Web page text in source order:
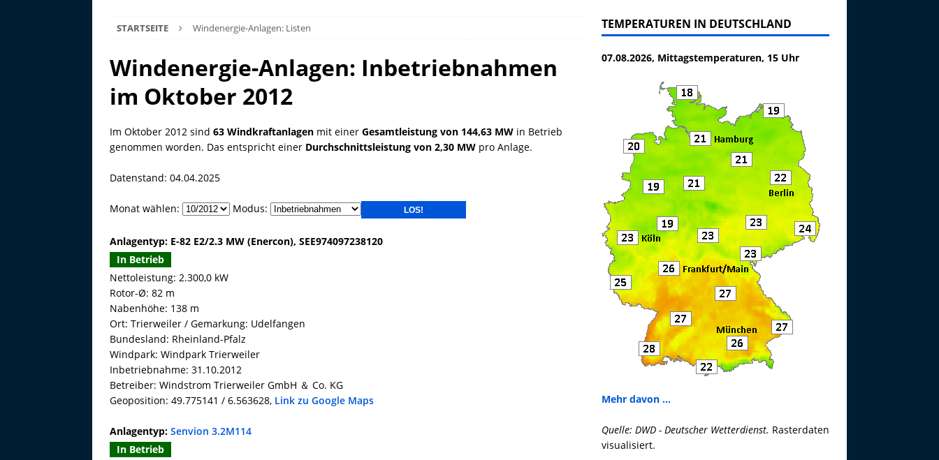
STARTSEITE Windenergie-Anlagen: Listen
Windenergie-Anlagen: Inbetriebnahmen
im Oktober 2012
Im Oktober 2012 sind 63 Windkraftanlagen mit einer Gesamtleistung von 144,63 MW in Betrieb
genommen worden. Das entspricht einer Durchschnittsleistung von 2,30 MW pro Anlage.
Datenstand: 04.04.2025
Monat wählen: Modus:
Anlagentyp: E-82 E2/2.3 MW (Enercon), SEE974097238120
In Betrieb
Nettoleistung: 2.300,0 kW
Rotor-Ø: 82 m
Nabenhöhe: 138 m
Ort: Trierweiler / Gemarkung: Udelfangen
Bundesland: Rheinland-Pfalz
Windpark: Windpark Trierweiler
Inbetriebnahme: 31.10.2012
Betreiber: Windstrom Trierweiler GmbH ＆ Co. KG
Geoposition: 49.775141 / 6.563628, Link zu Google Maps
Anlagentyp: Senvion 3.2M114
In Betrieb
TEMPERATUREN IN DEUTSCHLAND
07.08.2026, Mittagstemperaturen, 15 Uhr
Mehr davon ...
Quelle: DWD - Deutscher Wetterdienst. Rasterdaten
visualisiert.